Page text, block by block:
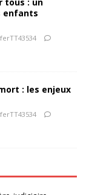
enfants
: les enjeux